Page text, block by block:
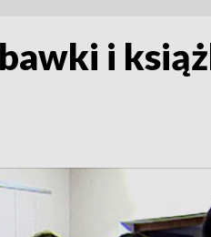
i